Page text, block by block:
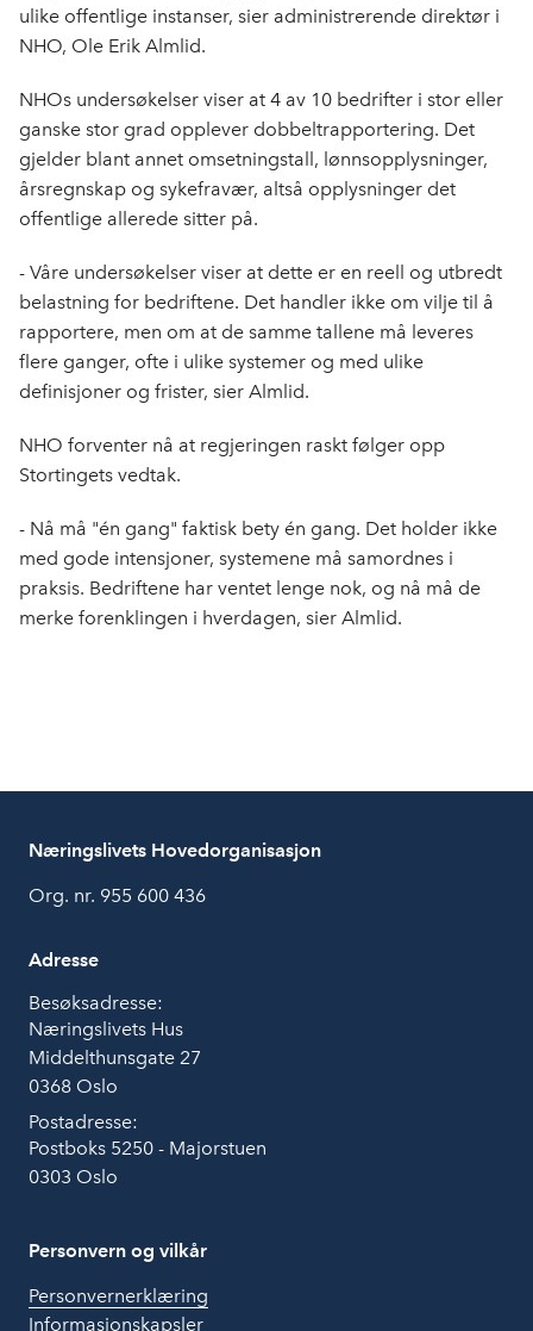
ulike offentlige instanser, sier administrerende direktør i
NHO, Ole Erik Almlid.
NHOs undersøkelser viser at 4 av 10 bedrifter i stor eller
ganske stor grad opplever dobbeltrapportering. Det
gjelder blant annet omsetningstall, lønnsopplysninger,
årsregnskap og sykefravær, altså opplysninger det
offentlige allerede sitter på.
- Våre undersøkelser viser at dette er en reell og utbredt
belastning for bedriftene. Det handler ikke om vilje til å
rapportere, men om at de samme tallene må leveres
flere ganger, ofte i ulike systemer og med ulike
definisjoner og frister, sier Almlid.
NHO forventer nå at regjeringen raskt følger opp
Stortingets vedtak.
- Nå må "én gang" faktisk bety én gang. Det holder ikke
med gode intensjoner, systemene må samordnes i
praksis. Bedriftene har ventet lenge nok, og nå må de
merke forenklingen i hverdagen, sier Almlid.
Næringslivets Hovedorganisasjon
Org. nr. 955 600 436
Adresse
Besøksadresse:
Næringslivets Hus
Middelthunsgate 27
0368 Oslo
Postadresse:
Postboks 5250 - Majorstuen
0303 Oslo
Personvern og vilkår
Personvernerklæring
Informasjonskapsler